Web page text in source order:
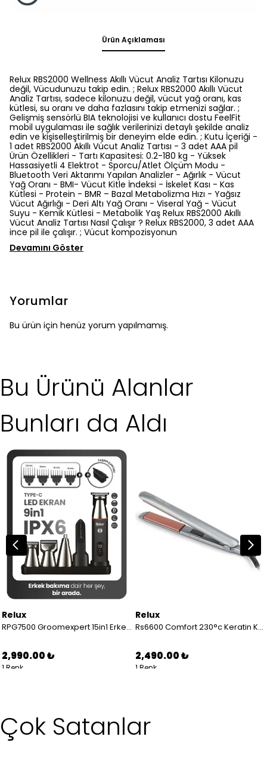
Ürün Açıklaması
Relux RBS2000 Wellness Akıllı Vücut Analiz Tartısı Kilonuzu
değil, Vücudunuzu takip edin. ; Relux RBS2000 Akıllı Vücut
Analiz Tartısı, sadece kilonuzu değil, vücut yağ oranı, kas
kütlesi, su oranı ve daha fazlasını takip etmenizi sağlar. ;
Gelişmiş sensörlü BIA teknolojisi ve kullanıcı dostu FeelFit
mobil uygulaması ile sağlık verilerinizi detaylı şekilde analiz
edin ve kişiselleştirilmiş bir deneyim elde edin. ; Kutu İçeriği -
1 adet RBS2000 Akıllı Vücut Analiz Tartısı - 3 adet AAA pil
Ürün Özellikleri - Tartı Kapasitesi: 0.2-180 kg - Yüksek
Hassasiyetli 4 Elektrot - Sporcu/Atlet Ölçüm Modu -
Bluetooth Veri Aktarımı Yapılan Analizler - Ağırlık - Vücut
Yağ Oranı - BMI- Vücut Kitle İndeksi - İskelet Kası - Kas
Kütlesi - Protein - BMR – Bazal Metabolizma Hızı - Yağsız
Vücut Ağırlığı - Deri Altı Yağ Oranı - Viseral Yağ - Vücut
Suyu - Kemik Kütlesi - Metabolik Yaş Relux RBS2000 Akıllı
Vücut Analiz Tartısı Nasıl Çalışır ? Relux RBS2000, 3 adet AAA
ince pil ile çalışır. ; Vücut kompozisyonun
Devamını Göster
Yorumlar
Bu ürün için henüz yorum yapılmamış.
Bu Ürünü Alanlar
Bunları da Aldı
Relux
RPG7500 Groomexpert 15in1 Erkek Bakım Seti
2,990.00 ₺
1 Renk
Relux
Rs6600 Comfort 230°c Keratin Korumalı Saç Düzleştirici
2,490.00 ₺
1 Renk
Çok Satanlar